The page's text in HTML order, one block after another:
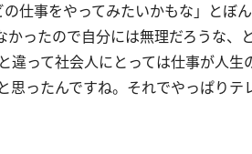
仕事をやってみたいかもな」とぼ
ったので自分には無理だろうな、
って社会人にとっては仕事が人生
ったんですね。それでやっぱりテ